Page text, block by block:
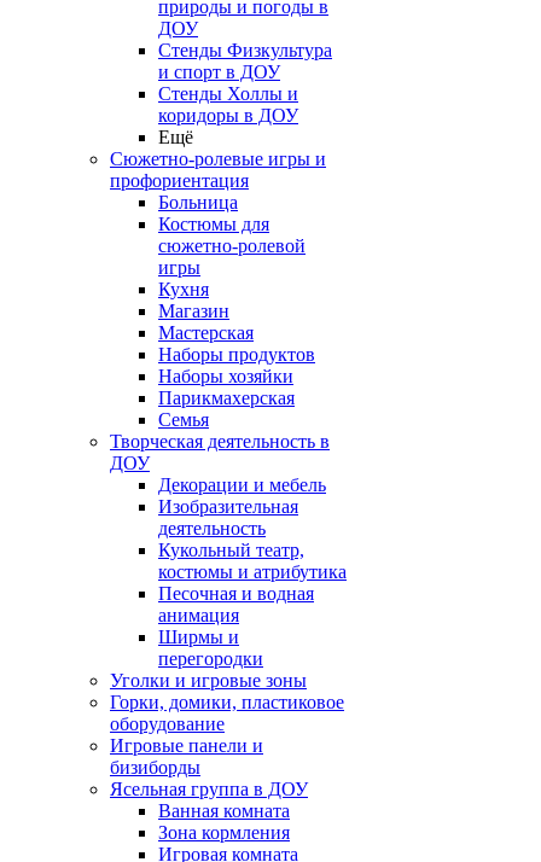
природы и погоды в
ДОУ
Стенды Физкультура
и спорт в ДОУ
Стенды Холлы и
коридоры в ДОУ
Ещё
Сюжетно-ролевые игры и
профориентация
Больница
Костюмы для
сюжетно-ролевой
игры
Кухня
Магазин
Мастерская
Наборы продуктов
Наборы хозяйки
Парикмахерская
Семья
Творческая деятельность в
ДОУ
Декорации и мебель
Изобразительная
деятельность
Кукольный театр,
костюмы и атрибутика
Песочная и водная
анимация
Ширмы и
перегородки
Уголки и игровые зоны
Горки, домики, пластиковое
оборудование
Игровые панели и
бизиборды
Ясельная группа в ДОУ
Ванная комната
Зона кормления
Игровая комната